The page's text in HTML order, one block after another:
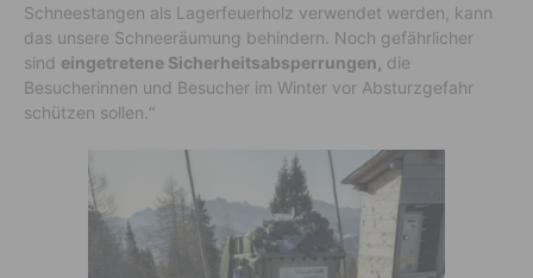
Schneestangen als Lagerfeuerholz verwendet werden, kann
das unsere Schneeräumung behindern. Noch gefährlicher
sind eingetretene Sicherheitsabsperrungen, die
Besucherinnen und Besucher im Winter vor Absturzgefahr
schützen sollen.“